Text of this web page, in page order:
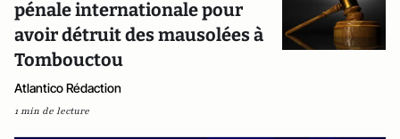
pénale internationale pour
avoir détruit des mausolées à
Tombouctou
Atlantico Rédaction
1 min de lecture